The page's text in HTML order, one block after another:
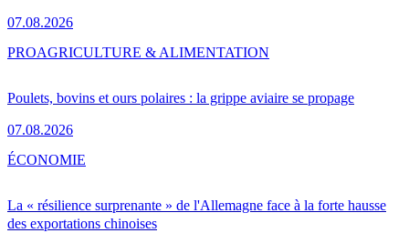
07.08.2026
Poulets, bovins et ours polaires : la grippe aviaire se propage
07.08.2026
PROAGRICULTURE & ALIMENTATION
La « résilience surprenante » de l'Allemagne face à la forte hausse
des exportations chinoises
ÉCONOMIE